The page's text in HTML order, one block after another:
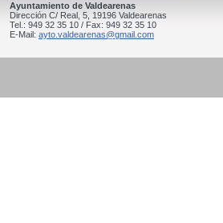
Ayuntamiento de Valdearenas
Dirección C/ Real, 5, 19196 Valdearenas
Tel.: 949 32 35 10 / Fax: 949 32 35 10
E-Mail: ayto.valdearenas@gmail.com